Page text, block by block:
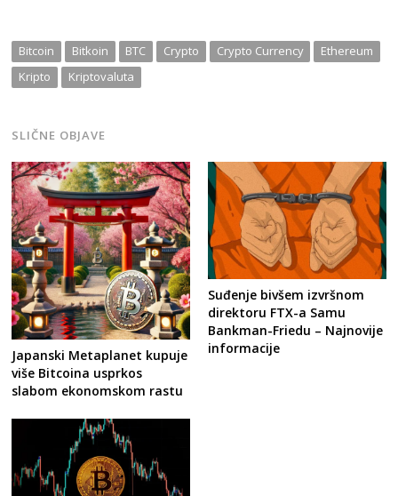
Bitcoin Bitkoin BTC Crypto Crypto Currency
Ethereum
Kripto
Kriptovaluta
SLIČNE OBJAVE
Japanski Metaplanet kupuje
više Bitcoina usprkos
slabom ekonomskom rastu
Suđenje bivšem izvršnom
direktoru FTX-a Samu
Bankman-Friedu – Najnovije
informacije
Post
navigation